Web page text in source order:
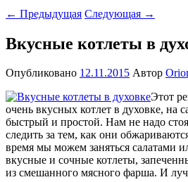
← Предыдущая Следующая →
Вкусные котлеты в
Опубликовано 12.11.2015 Автор
Этот
очень вкусных котлет в духовке, на
быстрый и простой. Нам не надо
следить за тем, как они
время мы можем заняться салатами
вкусные и сочные котлеты,
из смешанного мясного фарша. И